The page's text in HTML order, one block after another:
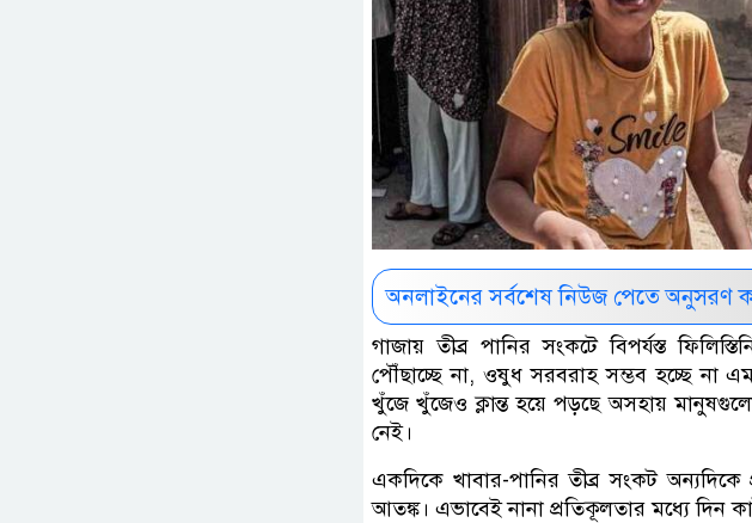
অনলাইনের সর্বশেষ নিউজ পেতে অনুসরণ
গাজায় তীব্র পানির সংকটে বিপর্যস্ত
পৌঁছাচ্ছে না, ওষুধ সরবরাহ সম্ভব হচ্ছে না
খুঁজে খুঁজেও ক্লান্ত হয়ে পড়ছে অসহায়
নেই।
একদিকে খাবার-পানির তীব্র সংকট অন্যদিকে
আতঙ্ক। এভাবেই নানা প্রতিকূলতার মধ্যে দিন